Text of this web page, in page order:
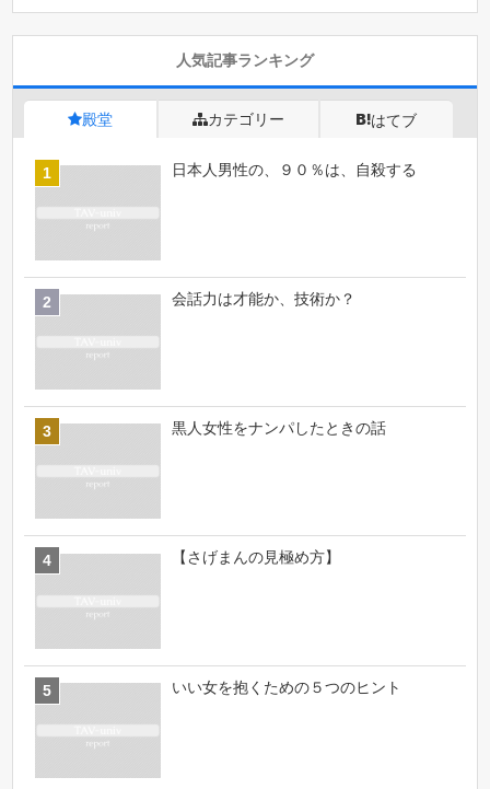
人気記事ランキング
殿堂 カテゴリー はてブ
日本人男性の、９０％は、自殺する
会話力は才能か、技術か？
黒人女性をナンパしたときの話
【さげまんの見極め方】
いい女を抱くための５つのヒント